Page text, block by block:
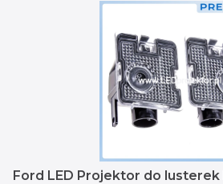
Ford LED Projektor do